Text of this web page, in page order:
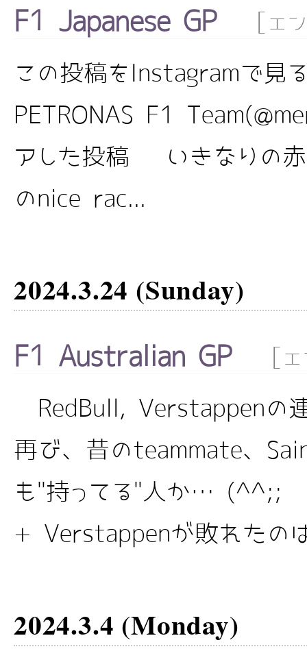
F1 Japanese GP エ
この投稿をInstagramで見
PETRONAS F1
アした投稿 いきなりの赤
のnice rac...
2024.3.24 (Sunday)
F1 Australian GP
RedBull, Verstappenの
再び、昔のteammate、
も"持ってる"人か… (^^;;
+ Verstappenが敗れたの
2024.3.4 (Monday)